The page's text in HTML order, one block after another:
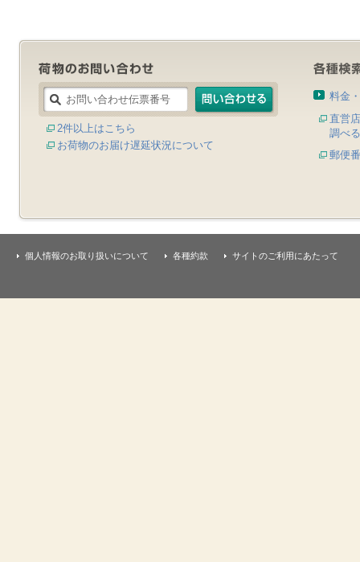
2件以上はこちら
お荷物のお届け遅延状況について
料金
直営
調べる
郵便
個人情報のお取り扱いについて 各種約款 サイトのご利用にあたって